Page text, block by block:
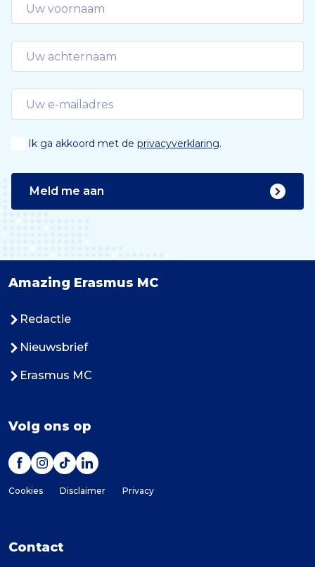
Ik ga akkoord met de privacyverklaring.
Meld me aan
Amazing Erasmus MC
Redactie
Nieuwsbrief
Erasmus MC
Volg ons op
Cookies Disclaimer Privacy
Contact